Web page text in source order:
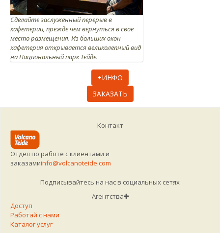
Сделайте заслуженный перерыв в
кафетерии, прежде чем вернуться в свое
место размещения. Из больших окон
кафетерия открывается великолепный вид
на Национальный парк Тейде.
+ИНФО
ЗАКАЗАТЬ
Контакт
Отдел по работе с клиентами и
заказамиinfo@volcanoteide.com
Подписывайтесь на нас в социальных сетях
Агентства
Доступ
Работай с нами
Каталог услуг